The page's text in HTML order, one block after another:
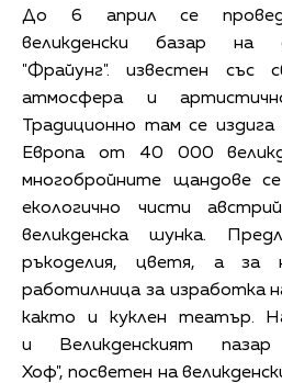
До 6 април се
великденски базар на
"Фрайунг". известен със
атмосфера и
Традиционно там се издига
Европа от 40 000
многобройните щандове
екологично чисти
великденска шунка.
ръкоделия, цветя, а за
работилница за изработка
както и куклен театър.
и Великденският
Хоф", посветен на